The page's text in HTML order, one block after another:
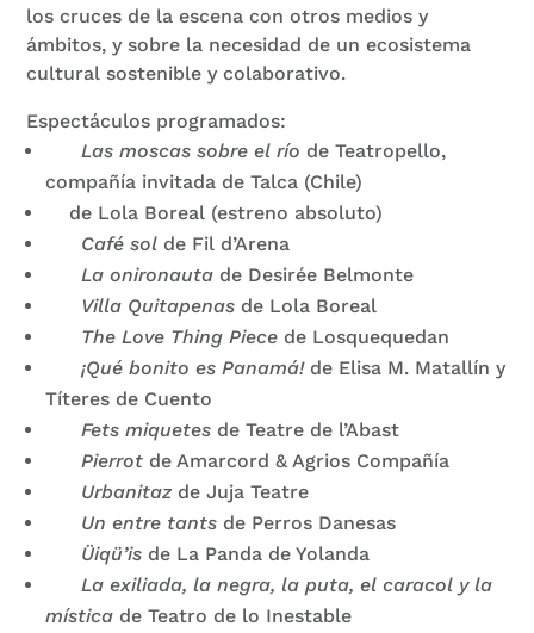
los cruces de la escena con otros medios y
ámbitos, y sobre la necesidad de un ecosistema
cultural sostenible y colaborativo.
Espectáculos programados:
Las moscas sobre el río de Teatropello,
compañía invitada de Talca (Chile)
de Lola Boreal (estreno absoluto)
Café sol de Fil d’Arena
La onironauta de Desirée Belmonte
Villa Quitapenas de Lola Boreal
The Love Thing Piece de Losquequedan
¡Qué bonito es Panamá!de Elisa M. Matallín y
Títeres de Cuento
Fets miquetes de Teatre de l’Abast
Pierrot de Amarcord & Agrios Compañía
Urbanitaz de Juja Teatre
Un entre tants de Perros Danesas
Üiqü’is de La Panda de Yolanda
La exiliada, la negra, la puta, el caracol y la
mística de Teatro de lo Inestable